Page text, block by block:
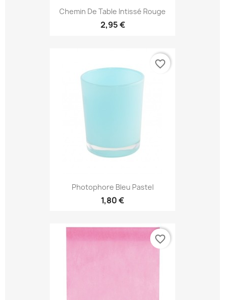
Chemin De Table Intissé Rouge
2,95 €
Photophore Bleu Pastel
1,80 €
favorite_border
favorite_border